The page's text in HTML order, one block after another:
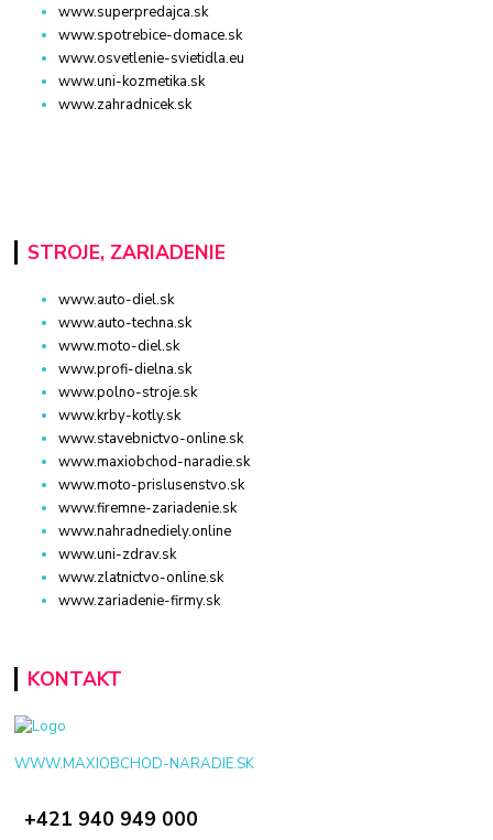
www.superpredajca.sk
www.spotrebice-domace.sk
www.osvetlenie-svietidla.eu
www.uni-kozmetika.sk
www.zahradnicek.sk
STROJE, ZARIADENIE
www.auto-diel.sk
www.auto-techna.sk
www.moto-diel.sk
www.profi-dielna.sk
www.polno-stroje.sk
www.krby-kotly.sk
www.stavebnictvo-online.sk
www.maxiobchod-naradie.sk
www.moto-prislusenstvo.sk
www.firemne-zariadenie.sk
www.nahradnediely.online
www.uni-zdrav.sk
www.zlatnictvo-online.sk
www.zariadenie-firmy.sk
KONTAKT
WWW.MAXIOBCHOD-NARADIE.SK
+421 940 949 000